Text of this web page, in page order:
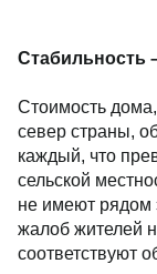
Стабильность
Стоимость
север страны,
каждый, что
сельской
не имеют рядом
жалоб жителей
соответствуют